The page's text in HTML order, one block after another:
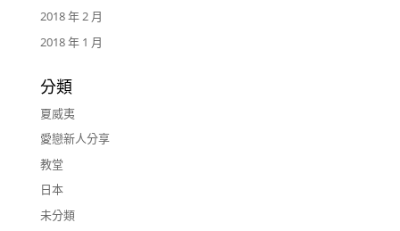
2018 年 2 月
2018 年 1 月
分類
夏威夷
愛戀新人分享
教堂
日本
未分類